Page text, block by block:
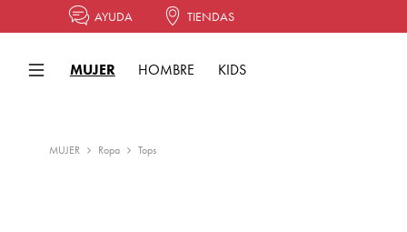
AYUDA TIENDAS
MUJER HOMBRE KIDS
MUJER Ropa Tops